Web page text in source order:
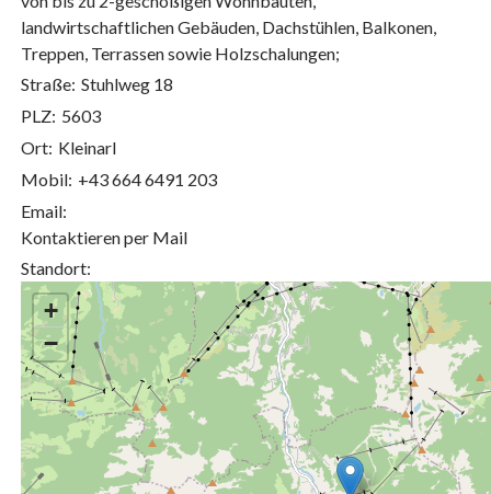
landwirtschaftlichen Gebäuden, Dachstühlen, Balkonen,
Treppen, Terrassen sowie Holzschalungen;
Straße: Stuhlweg 18
PLZ: 5603
Ort: Kleinarl
Mobil: +43 664 6491 203
Email:
Kontaktieren per Mail
Standort:
+
−